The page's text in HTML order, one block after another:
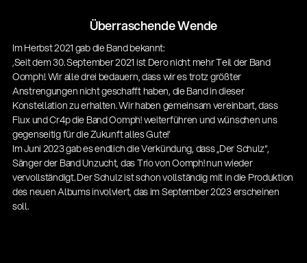
Überraschende Wende
Im Herbst 2021 gab die Band bekannt:
‚Seit dem 30. September 2021 ist Dero nicht mehr Teil der Band
Oomph!. Wir alle drei bedauern, dass wir es trotz größter
Anstrengungen nicht geschafft haben, die Band in dieser
Konstellation zu erhalten. Wir haben gemeinsam vereinbart, dass
Flux und Cr4p die Band Oomph! weiterführen und wünschen uns
gegenseitig für die Zukunft alles Gute!‘
Im Juni 2023 gab es endlich die Verkündung, dass „Der Schulz“,
Sänger der Band Unzucht, das Trio von Oomph! nun wieder
vervollständigt. Der Schulz ist schon vollständig mit in die Produktion
des neuen Albums involviert, das im September 2023 erscheinen
soll.